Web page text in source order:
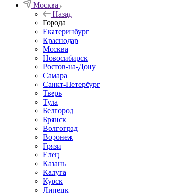
Москва
Назад
Города
Екатеринбург
Краснодар
Москва
Новосибирск
Ростов-на-Дону
Самара
Санкт-Петербург
Тверь
Тула
Белгород
Брянск
Волгоград
Воронеж
Грязи
Елец
Казань
Калуга
Курск
Липецк